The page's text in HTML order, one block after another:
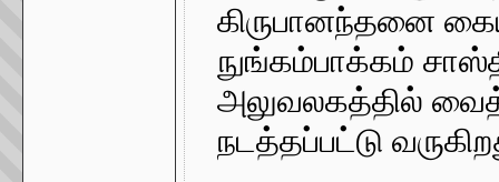
கிருபானந்தனை
நுங்கம்பாக்கம்
அலுவலகத்தில்
நடத்தப்பட்டு